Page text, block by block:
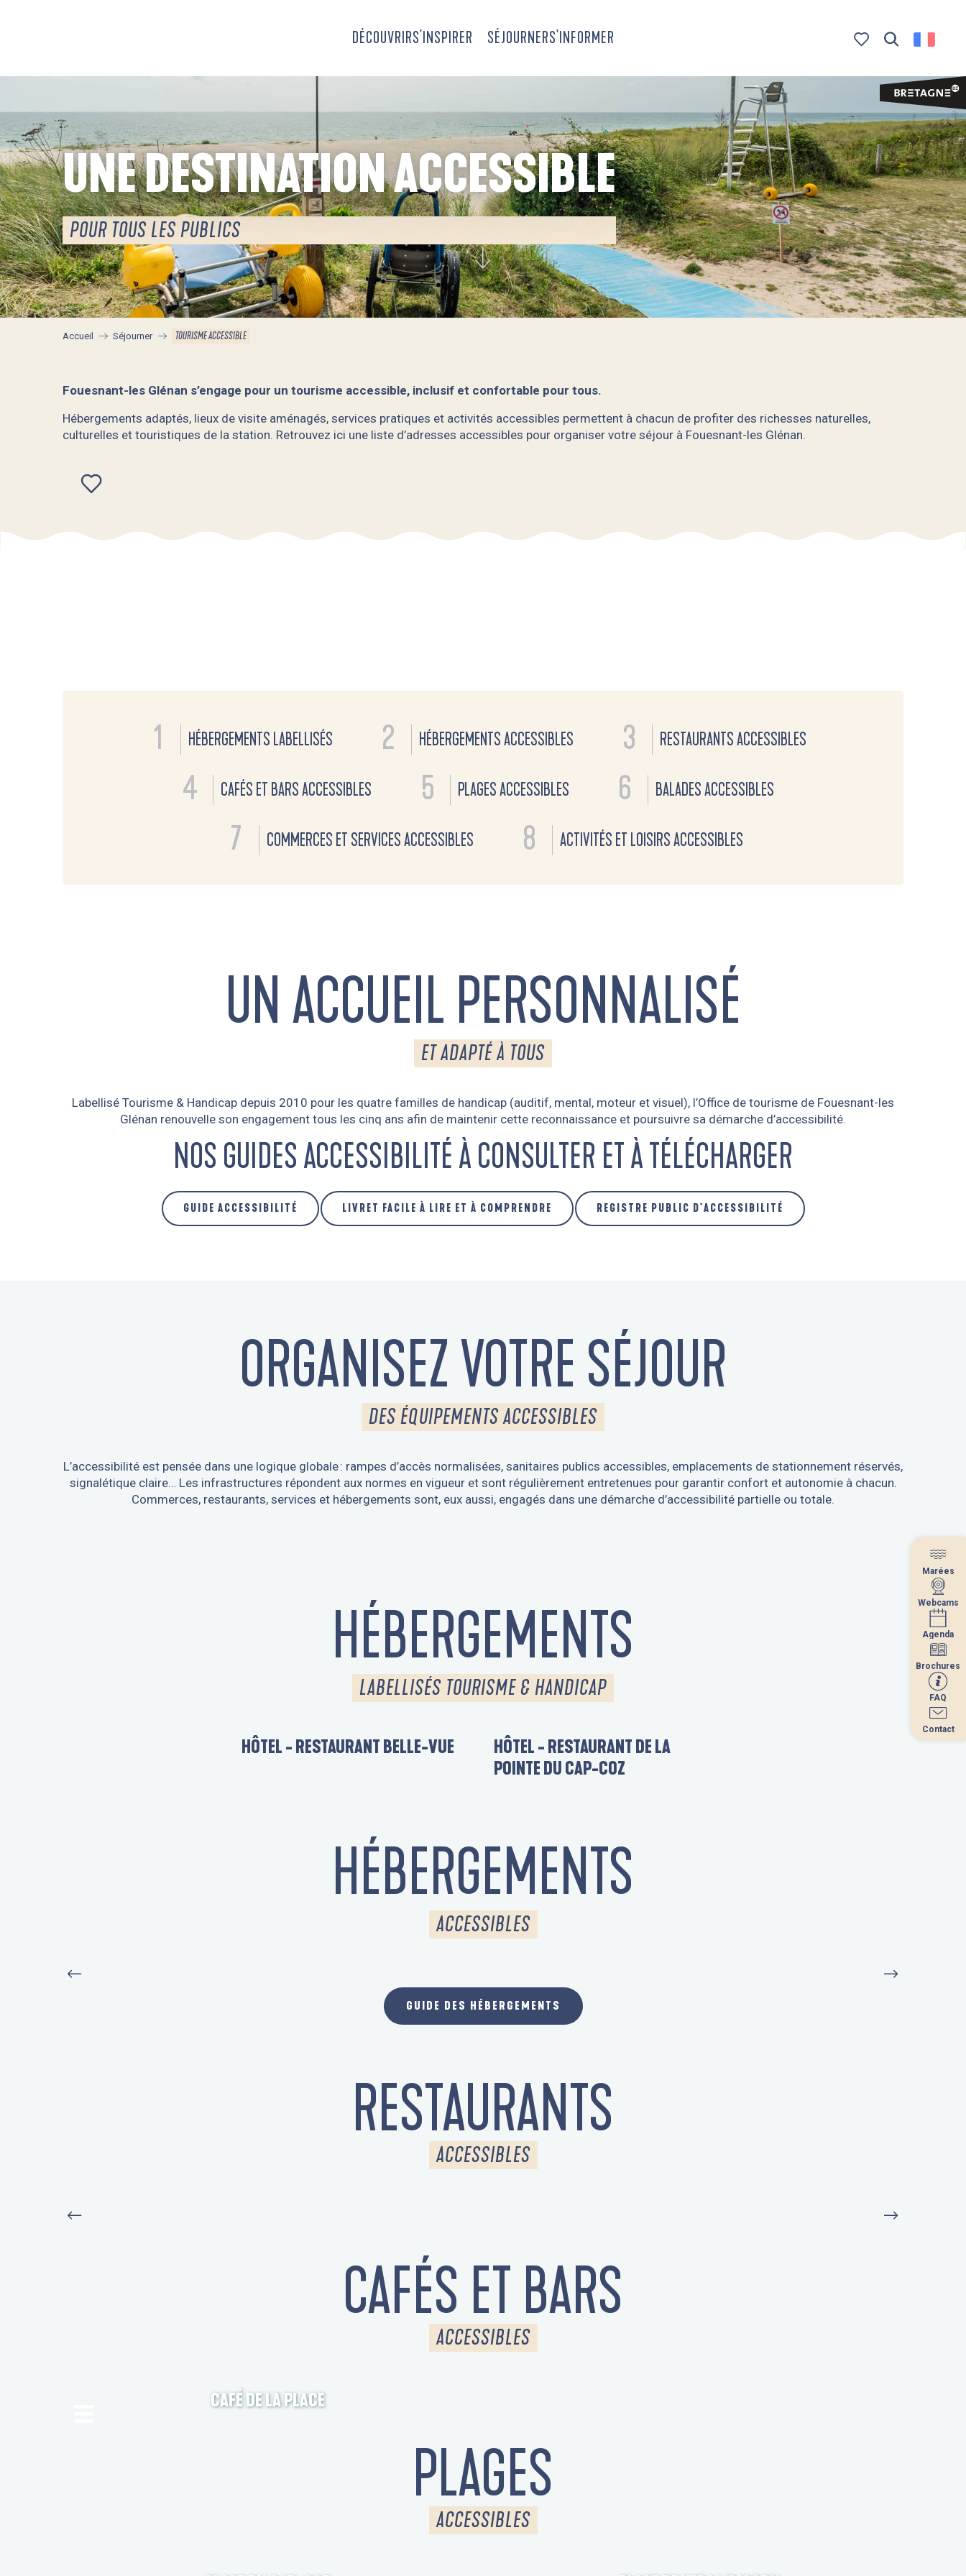
DÉCOUVRIRS'INSPIRER SÉJOURNERS'INFORMER
Marées
Webcams
Agenda
Brochures
FAQ
Contact
UNE DESTINATION ACCESSIBLE
POUR TOUS LES PUBLICS
Accueil Séjourner TOURISME ACCESSIBLE
Fouesnant-les Glénan s’engage pour un tourisme accessible, inclusif et confortable pour tous.
Hébergements adaptés, lieux de visite aménagés, services pratiques et activités accessibles permettent à chacun de profiter des richesses naturelles,
culturelles et touristiques de la station. Retrouvez ici une liste d’adresses accessibles pour organiser votre séjour à Fouesnant-les Glénan.
Ajouter aux favoris
1 HÉBERGEMENTS LABELLISÉS 2 HÉBERGEMENTS ACCESSIBLES 3 RESTAURANTS ACCESSIBLES
4 CAFÉS ET BARS ACCESSIBLES 5 PLAGES ACCESSIBLES 6 BALADES ACCESSIBLES
7 COMMERCES ET SERVICES ACCESSIBLES 8 ACTIVITÉS ET LOISIRS ACCESSIBLES
UN ACCUEIL PERSONNALISÉ
ET ADAPTÉ À TOUS
Labellisé Tourisme & Handicap depuis 2010 pour les quatre familles de handicap (auditif, mental, moteur et visuel), l’Office de tourisme de Fouesnant-les
Glénan renouvelle son engagement tous les cinq ans afin de maintenir cette reconnaissance et poursuivre sa démarche d’accessibilité.
NOS GUIDES ACCESSIBILITÉ À CONSULTER ET À TÉLÉCHARGER
GUIDE ACCESSIBILITÉ LIVRET FACILE À LIRE ET À COMPRENDRE REGISTRE PUBLIC D'ACCESSIBILITÉ
ORGANISEZ VOTRE SÉJOUR
DES ÉQUIPEMENTS ACCESSIBLES
L’accessibilité est pensée dans une logique globale : rampes d’accès normalisées, sanitaires publics accessibles, emplacements de stationnement réservés,
signalétique claire… Les infrastructures répondent aux normes en vigueur et sont régulièrement entretenues pour garantir confort et autonomie à chacun.
Commerces, restaurants, services et hébergements sont, eux aussi, engagés dans une démarche d’accessibilité partielle ou totale.
HÉBERGEMENTS
LABELLISÉS TOURISME & HANDICAP
HÔTEL - RESTAURANT BELLE-VUE
HÔTEL - RESTAURANT DE LA
POINTE DU CAP-COZ
HÉBERGEMENTS
ACCESSIBLES
GUIDE DES HÉBERGEMENTS
RESTAURANTS
ACCESSIBLES
CAFÉS ET BARS
ACCESSIBLES
CAFÉ DE LA PLACE
PLAGES
ACCESSIBLES